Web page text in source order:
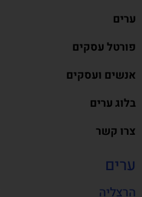
ערים
פורטל עסקים
אנשים ועסקים
בלוג ערים
צרו קשר
ערים
הרצליה